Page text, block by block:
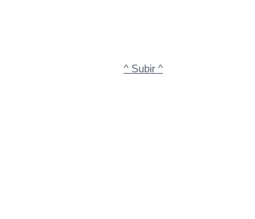
^ Subir ^